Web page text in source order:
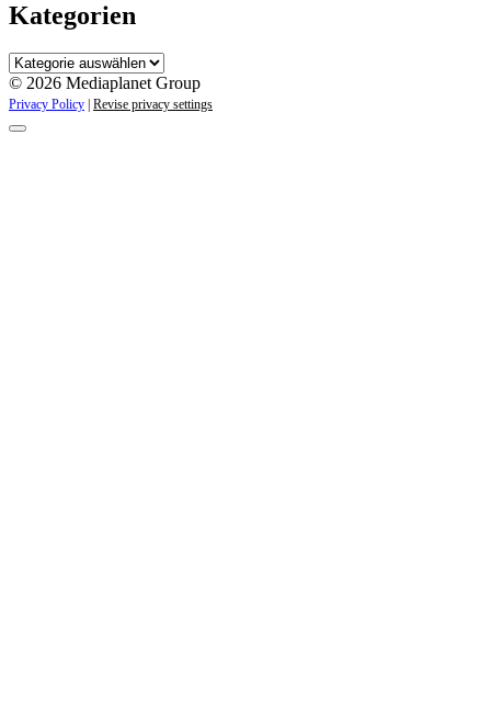
Kategorien
Kategorien
© 2026 Mediaplanet Group
Privacy Policy Revise privacy settings